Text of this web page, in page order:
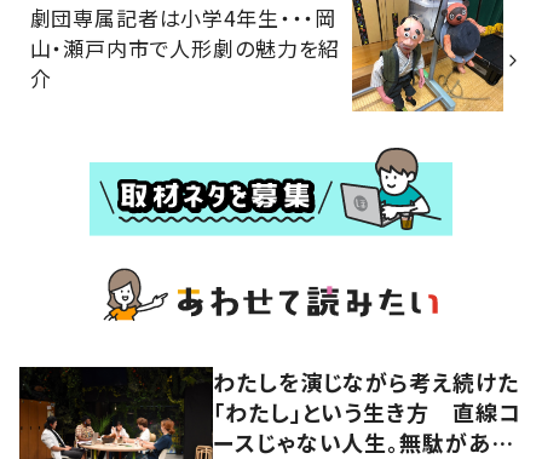
劇団専属記者は小学4年生・・・岡
山・瀬戸内市で人形劇の魅力を紹
介
わたしを演じながら考え続けた
「わたし」という生き方 直線コ
ースじゃない人生。無駄がある